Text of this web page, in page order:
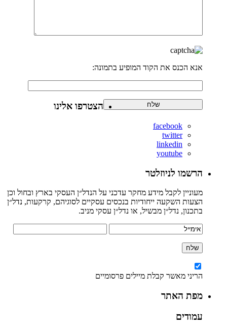
אנא הכנס את הקוד המופיע בתמונה:
הצטרפו אלינו
facebook
twitter
linkedin
youtube
הרשמו לניוזלטר
מעוניין לקבל מידע מחקר עדכני על הנדל״ן העסקי בארץ ובחול וכן
הצעות השקעה ייחודיות בנכסים עסקיים לסוגיהם, קרקעות, נדל״ן
בתכנון, נדל״ן מבשיל, או נדל״ן עסקי מניב.
הריני מאשר קבלת מיילים פרסומיים
מפת האתר
עמודים